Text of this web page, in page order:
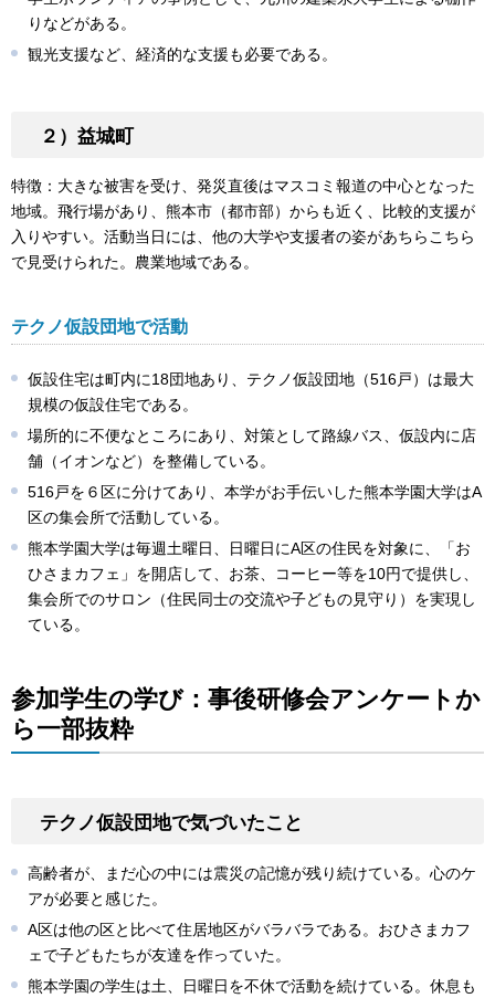
りなどがある。
観光支援など、経済的な支援も必要である。
２）益城町
特徴：大きな被害を受け、発災直後はマスコミ報道の中心となった
地域。飛行場があり、熊本市（都市部）からも近く、比較的支援が
入りやすい。活動当日には、他の大学や支援者の姿があちらこちら
で見受けられた。農業地域である。
テクノ仮設団地で活動
仮設住宅は町内に18団地あり、テクノ仮設団地（516戸）は最大
規模の仮設住宅である。
場所的に不便なところにあり、対策として路線バス、仮設内に店
舗（イオンなど）を整備している。
516戸を６区に分けてあり、本学がお手伝いした熊本学園大学はA
区の集会所で活動している。
熊本学園大学は毎週土曜日、日曜日にA区の住民を対象に、「お
ひさまカフェ」を開店して、お茶、コーヒー等を10円で提供し、
集会所でのサロン（住民同士の交流や子どもの見守り）を実現し
ている。
参加学生の学び：事後研修会アンケートか
ら一部抜粋
テクノ仮設団地で気づいたこと
高齢者が、まだ心の中には震災の記憶が残り続けている。心のケ
アが必要と感じた。
A区は他の区と比べて住居地区がバラバラである。おひさまカフ
ェで子どもたちが友達を作っていた。
熊本学園の学生は土、日曜日を不休で活動を続けている。休息も